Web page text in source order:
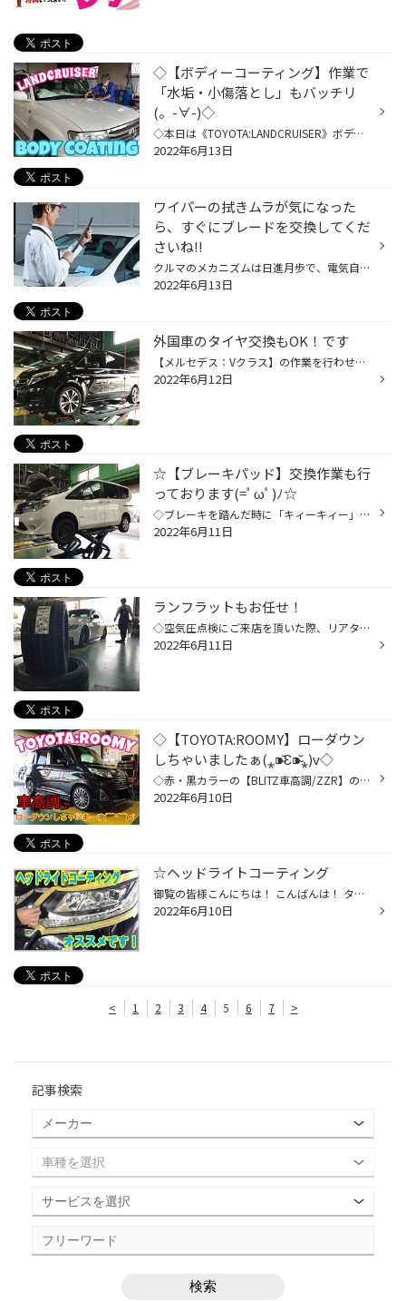
◇【ボディーコーティング】作業で
「水垢・小傷落とし」もバッチリ
(。-∀-)◇
◇本日は《TOYOTA:LANDCRUISER》ボディーコーティング風景のご紹介(´∀｀=)♫ ◇ご来店時のボディーの状態としては…『水垢や細かな擦り傷』がかなり目立っている 状態で、「ボディー色がグレーっぽく見える」位に汚れている状態でした∑(ﾟДﾟ)。。 ◇プロの手によって少しずつ本来の白さが復活してきました...
2022年6月13日
ワイパーの拭きムラが気になった
ら、すぐにブレードを交換してくだ
さいね!!
クルマのメカニズムは日進月歩で、電気自動車や自動運転などの先進技術も身近になってきました。そんななかで長く基本的な構造が変わらずに、必要不可欠な機能としてクルマに装備されているのが“ワイパー”です。 見慣れたパーツゆえ、その大切さについて思いを巡らせることはあまりないかもしれませ...
2022年6月13日
外国車のタイヤ交換もOK！です
【メルセデス：Vクラス】の作業を行わせて頂きましたぁ('ω')ノ♪♪ ※当店では《専用作業リフト》を設けておりますので、車重の重い 【Vクラス】なども安定した状態にて作業が行えるのデス!!! ★今回お取付けをさせて頂きましたタイヤはコチラ|дﾟ)↓↓ 《・ブリヂストン：レグノGRVⅡ 245/45R18》を装着!!!...
2022年6月12日
☆【ブレーキパッド】交換作業も行
っております(=ﾟωﾟ)ﾉ☆
◇ブレーキを踏んだ時に「キィーキィー」音がするとの事で、先日点検作業を 行わせていただきましたお客様の【NISSAN：セレナ】のご紹介デス(=ﾟωﾟ)ﾉ ◇点検時に残り溝が少なくなっていた為、「商品のご注文/作業のご予約」を 頂き本日作業を行っておりまぁーす('◇')ゞ('◇')ゞ('◇')ゞ('◇')ゞ タグ：タ...
2022年6月11日
ランフラットもお任せ！
◇空気圧点検にご来店を頂いた際、リアタイヤ(片側)のパンクが発見された為 「リアのみ②本交換」を行わせていただきましたぁ(=ﾟωﾟ)ﾉ(=ﾟωﾟ)ﾉ(=ﾟωﾟ)ﾉ ◇メーカー「BMW標準装着モデル【POTENZA：S001】」にて交換デス☆彡 ◇「RFTなどの専用設計タイヤ」も専門店の当店であれば、交換対応出来ます のでお気...
2022年6月11日
◇【TOYOTA:ROOMY】ローダウン
しちゃいましたぁ(⁎⁍̴̆Ɛ⁍̴̆⁎)v◇
◇赤・黒カラーの【BLITZ車高調/ZZR】のお取付作業のご紹介デス(´∀｀=)☆彡 ◇まず、色がカッコイイ(*´꒳`*)‼︎ ◇準備が出来たら、早速作業開始ぃ〜٩( 'ω' )و お客様の大切なお車に傷をつけることのない様に『ボディーの保護』も シッカリ行って作業を進めさせて頂いておりまぁーす☆彡☆彡☆彡 ◇サササっ...
2022年6月10日
☆ヘッドライトコーティング
御覧の皆様こんにちは！ こんばんは！ タイヤ館熊谷店です 当店のホームページをご覧いただき ありがとうございます！ 本日は スタッフ オススメ作業！ ヘッドライトコーティング をご紹介させていただきます！ おクルマの大事な部分の一つ！ ヘッドライトの黄ばみ・擦り傷気になりませんか？ 当店...
2022年6月10日
< 1 2 3 4 5 6 7 >
記事検索